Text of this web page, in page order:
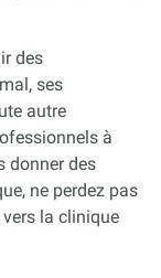
des
ses
autre
à
donner des
ne perdez pas
la clinique